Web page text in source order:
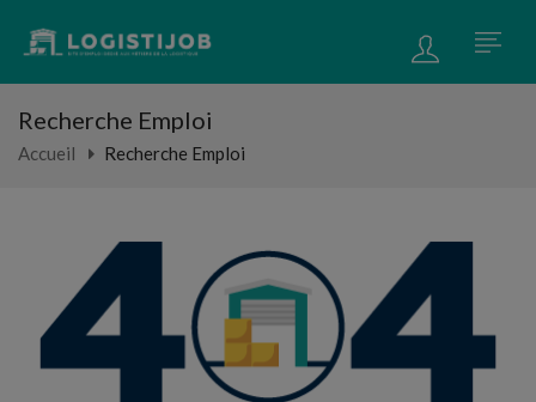
Recherche Emploi
Accueil Recherche Emploi